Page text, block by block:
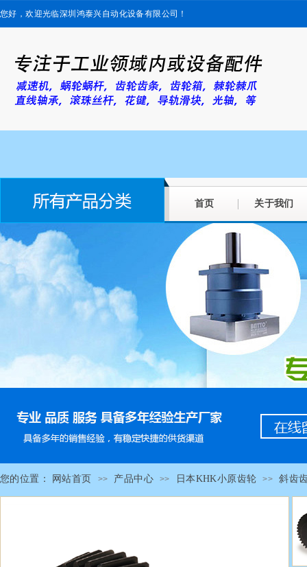
您好，欢迎光临深圳鸿泰兴自动化设备有限公司！
首页 关于我们
您的位置： 网站首页 >> 产品中心 >> 日本KHK小原齿轮 >> 斜齿